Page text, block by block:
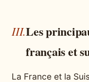
Les
français et
La France et la